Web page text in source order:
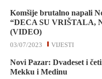
Komšije brutalno napali
“DECA SU VRIŠTALA,
(VIDEO)
VIJESTI
03/07/2023
Novi Pazar: Dvadeset i
Mekku i Medinu